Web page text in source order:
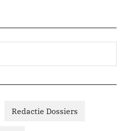
Redactie Dossiers